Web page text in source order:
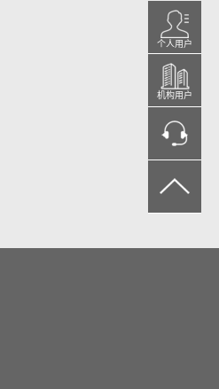
个人用户
机构用户